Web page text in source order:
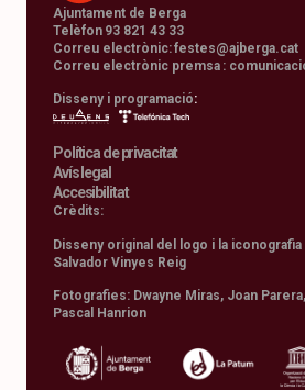
Ajuntament de Berga
Telèfon 93 821 43 33
Correu electrònic:festes@ajberga.cat
Correu electrònic premsa :
Disseny i programació:
Política de privacitat
Avís legal
Accesibilitat
Crèdits:
Disseny original del logo i la iconografia
Salvador Vinyes Reig
Fotografies: Dwayne Miras, Joan
Pascal Hanrion